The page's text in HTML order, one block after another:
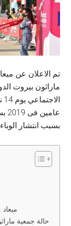
ماراثون بيروت
بسبب انتشار
ميعاد
حالة جمعية ماراثون